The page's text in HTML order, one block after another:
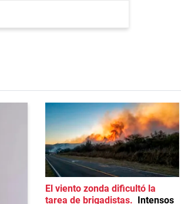
El viento zonda dificultó la
tarea de brigadistas
Intensos